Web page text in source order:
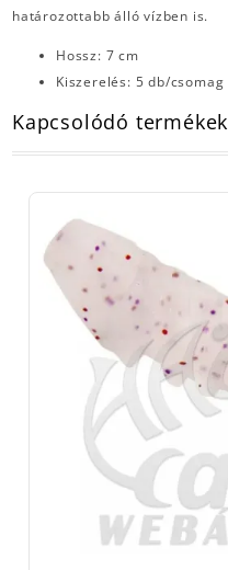
határozottabb álló vízben is.
Hossz: 7 cm
Kiszerelés: 5 db/csomag
Kapcsolódó termékek